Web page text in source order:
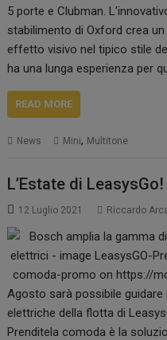
5 porte e Clubman.
stabilimento di Oxford crea
effetto visivo nel tipico stile
ha una lunga esperienza per
READ MORE
News Mini, Multitone
L’Estate di
12 Luglio 2021 Riccardo
Agosto sarà possibile guidare
elettriche della flotta di
Prenditela comoda è la